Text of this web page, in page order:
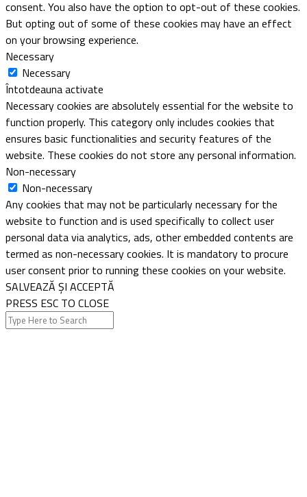
consent. You also have the option to opt-out of these cookies.
But opting out of some of these cookies may have an effect
on your browsing experience.
Necessary
Necessary
Întotdeauna activate
Necessary cookies are absolutely essential for the website to
function properly. This category only includes cookies that
ensures basic functionalities and security features of the
website. These cookies do not store any personal information.
Non-necessary
Non-necessary
Any cookies that may not be particularly necessary for the
website to function and is used specifically to collect user
personal data via analytics, ads, other embedded contents are
termed as non-necessary cookies. It is mandatory to procure
user consent prior to running these cookies on your website.
SALVEAZĂ ȘI ACCEPTĂ
PRESS ESC TO CLOSE